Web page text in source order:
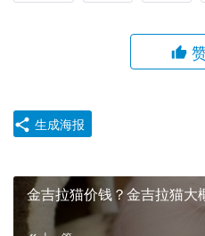
生成海报
金吉拉猫价钱？金吉拉猫大